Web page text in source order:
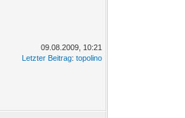
09.08.2009, 10:21
Letzter Beitrag:topolino